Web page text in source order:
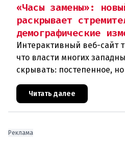
«Часы замены»:
раскрывает
демографические
Интерактивный веб-сайт
что власти многих
скрывать: постепенное,
сокращение численности
европейского
Читать далее
Реклама